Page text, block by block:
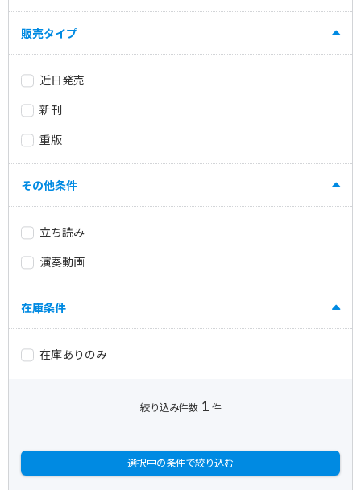
販売タイプ
近日発売
新刊
重版
その他条件
立ち読み
演奏動画
在庫条件
在庫ありのみ
絞り込み件数 1 件
選択中の条件で絞り込む